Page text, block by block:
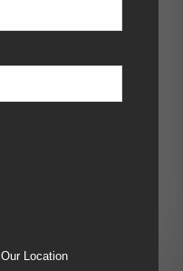
Our Location